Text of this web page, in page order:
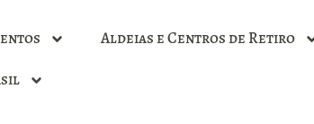
Aldeias e Centros de Retiro